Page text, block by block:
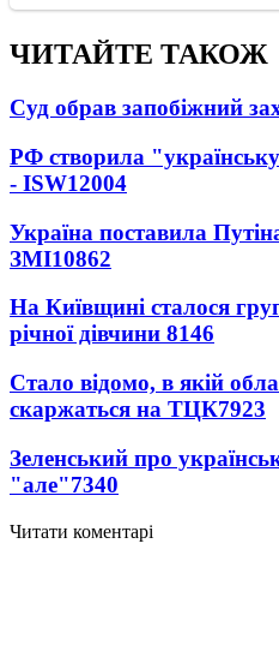
ЧИТАЙТЕ ТАКОЖ
Суд обрав запобіжний
РФ створила
- ISW12004
Україна поставила
ЗМІ10862
На Київщині сталося
річної дівчини 8146
Стало відомо, в якій
скаржаться на ТЦК7923
Зеленський про
"але"7340
Читати коментарі